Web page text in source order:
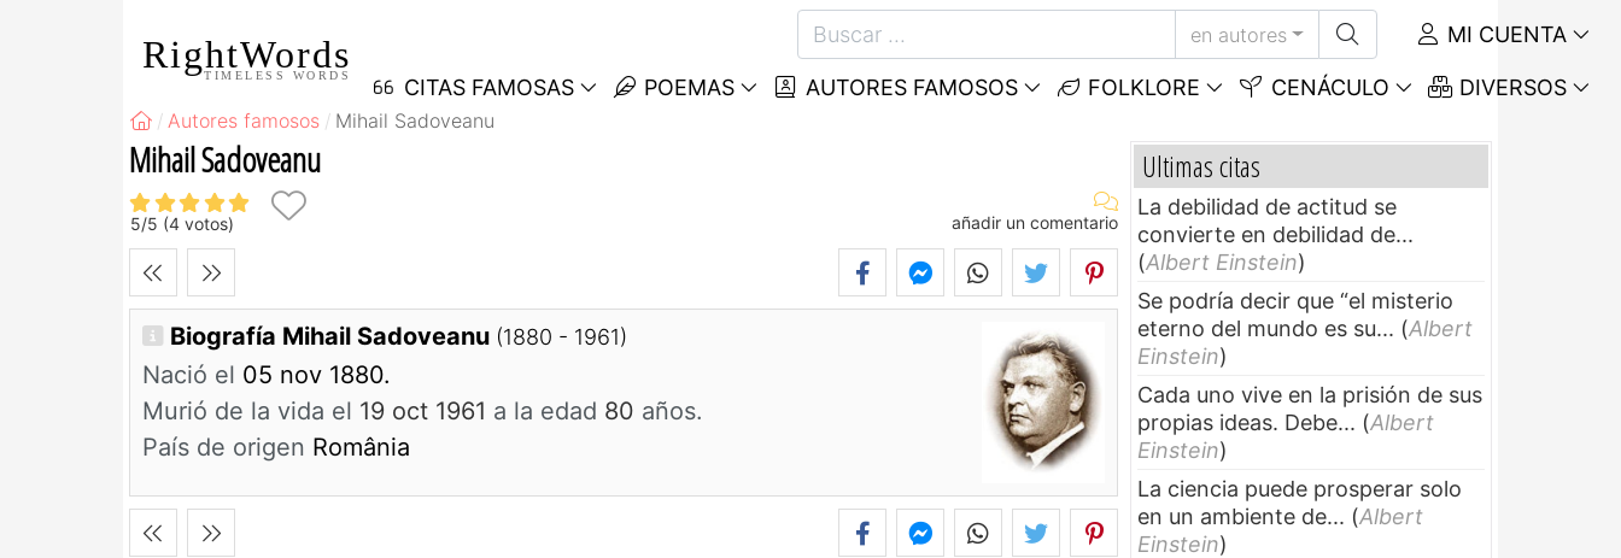
RightWords
TIMELESS WORDS
en autores MI CUENTA
CITAS FAMOSAS POEMAS AUTORES FAMOSOS FOLKLORE CENÁCULO DIVERSOS
Autores famosos Mihail Sadoveanu
Mihail Sadoveanu
5/5 (4 votos) añadir un comentario
Biografía Mihail Sadoveanu (1880 - 1961)
Nació el 05 nov 1880.
Murió de la vida el 19 oct 1961 a la edad 80 años.
País de origen România
Ultimas citas
La debilidad de actitud se
convierte en debilidad de...
(Albert Einstein)
Se podría decir que “el misterio
eterno del mundo es su... (Albert
Einstein)
Cada uno vive en la prisión de sus
propias ideas. Debe... (Albert
Einstein)
La ciencia puede prosperar solo
en un ambiente de... (Albert
Einstein)